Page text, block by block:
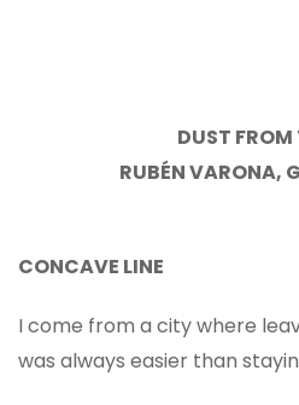
DUST
RUBÉN VARONA,
CONCAVE LINE
I come from a city where
was always easier than